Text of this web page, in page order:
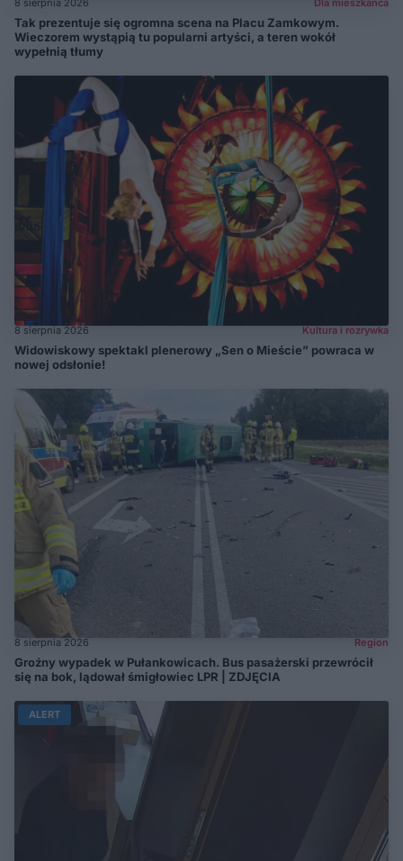
8 sierpnia 2026 Dla mieszkańca
Tak prezentuje się ogromna scena na Placu Zamkowym.
Wieczorem wystąpią tu popularni artyści, a teren wokół
wypełnią tłumy
8 sierpnia 2026 Kultura i rozrywka
Widowiskowy spektakl plenerowy „Sen o Mieście” powraca w
nowej odsłonie!
8 sierpnia 2026 Region
Groźny wypadek w Pułankowicach. Bus pasażerski przewrócił
się na bok, lądował śmigłowiec LPR | ZDJĘCIA
ALERT